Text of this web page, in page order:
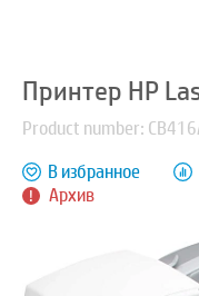
Принтер HP
Product number:
Архив
В избранное